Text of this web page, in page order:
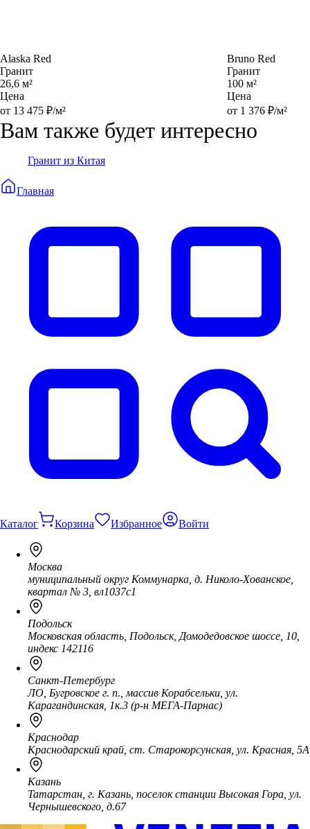
Alaska Red
Гранит
26,6 м²
Цена
от 13 475 ₽/м²
Bruno Red
Гранит
100 м²
Цена
от 1 376 ₽/м²
Вам также будет интересно
Гранит из Китая
Главная
Каталог Корзина Избранное Войти
Москва
муниципальный округ Коммунарка, д. Николо-Хованское,
квартал № 3, вл1037с1
Подольск
Московская область, Подольск, Домодедовское шоссе, 10,
индекс 142116
Санкт-Петербург
ЛО, Бугровское г. п., массив Корабсельки, ул.
Карагандинская, 1к.3 (р-н МЕГА-Парнас)
Краснодар
Краснодарский край, ст. Старокорсунская, ул. Красная, 5А
Казань
Татарстан, г. Казань, поселок станции Высокая Гора, ул.
Чернышевского, д.67